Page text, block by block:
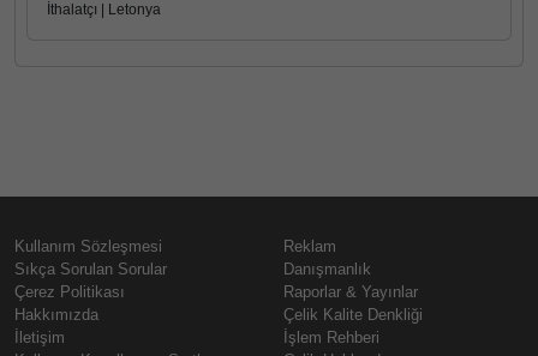
İthalatçı | Letonya
Kullanım Sözleşmesi
Sıkça Sorulan Sorular
Çerez Politikası
Hakkımızda
İletişim
Reklam
Danışmanlık
Raporlar & Yayınlar
Çelik Kalite Denkliği
İşlem Rehberi